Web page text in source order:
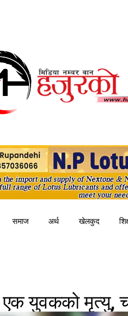
समाज अर्थ खेलकुद
एक युवकको मृत्यु,